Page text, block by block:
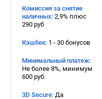
Комиссия за снятие
наличных: 2,9% плюс
290 руб
Кэшбек: 1 - 30 бонусов
Минимальный платеж:
Не более 8%, минимум
600 руб.
3D Secure: Да